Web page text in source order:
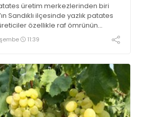
üretim merkezlerinden biri
Sandıklı ilçesinde yazlık patates
özellikle raf ömrünün
rengi bakımından tüketimde
fazla tercih edildiğini belirtti
11:39